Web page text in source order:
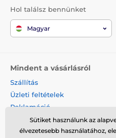
Hol találsz bennünket
Magyar
Mindent a vásárlásról
Szállítás
Üzleti feltételek
Reklamáció
Termék visszaküldése
Termék cseréje
Sütiket használunk az
élvezetesebb használatához,